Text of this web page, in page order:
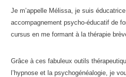
Je m’appelle Mélissa, je suis
accompagnement psycho-éducatif de
cursus en me formant à la thérapie
Grâce à ces fabuleux outils
l’hypnose et la psychogénéalogie, je